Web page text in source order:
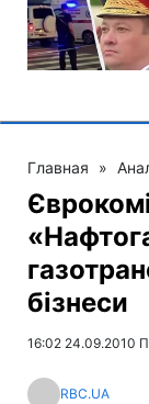
Главная »
бізнеси
16:02 24.09.2010
RBC.UA